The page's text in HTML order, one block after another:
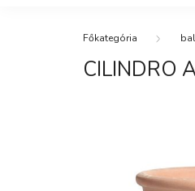
CILINDRO